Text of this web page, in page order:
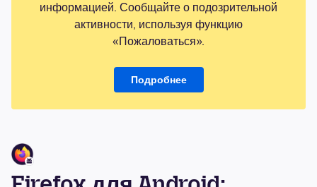
информацией. Сообщайте о подозрительной
активности, используя функцию
«Пожаловаться».
Подробнее